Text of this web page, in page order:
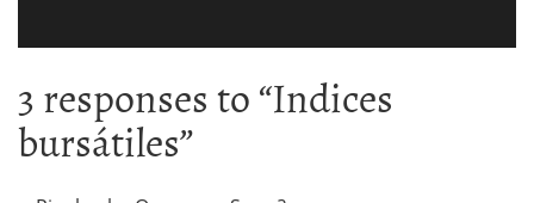
3 responses to “Indices
bursátiles”